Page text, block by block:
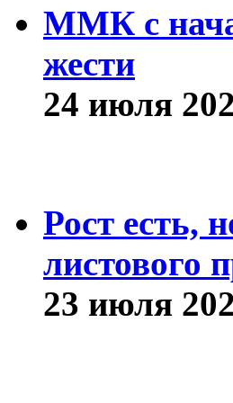
ММК с
жести
24 июля
Рост есть,
листового
23 июля